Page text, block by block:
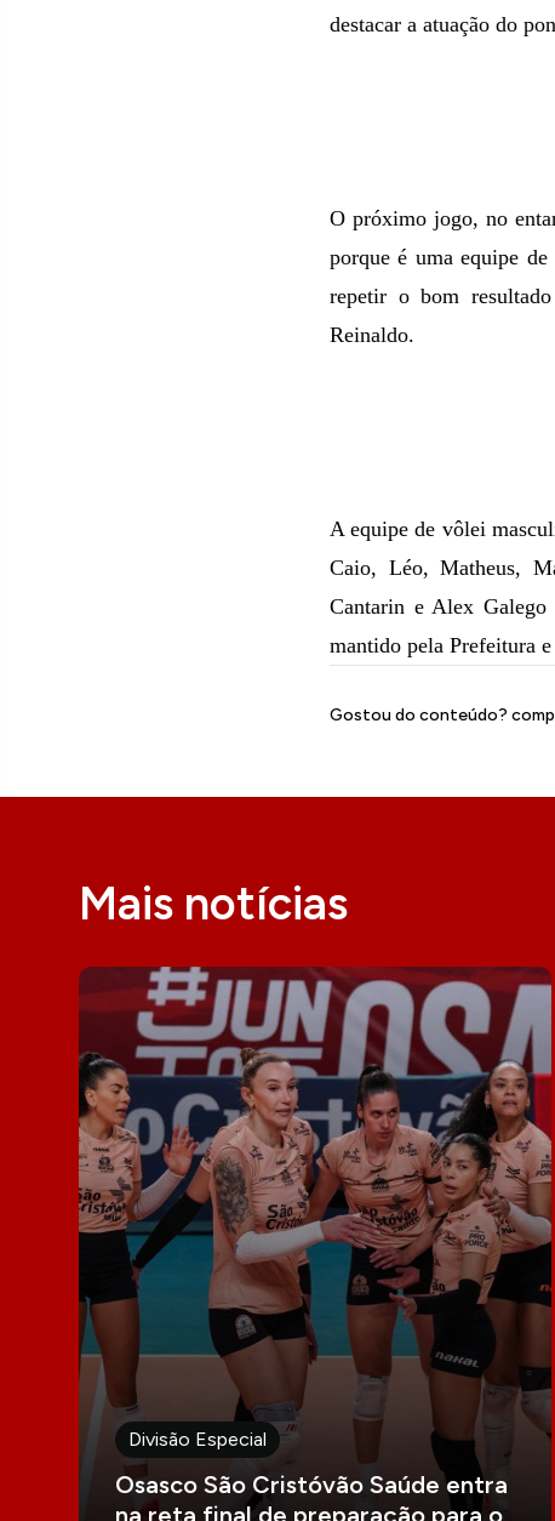
destacar a atuação do
O próximo jogo, no
porque é uma equipe
repetir o bom
Reinaldo.
A equipe de vôlei
Caio, Léo, Matheus,
Cantarin e Alex
mantido pela Prefeitura
Gostou do conteúdo?
Mais notícias
Divisão Especial
Osasco São Cristóvão Saúde entra
na reta final de preparação para o